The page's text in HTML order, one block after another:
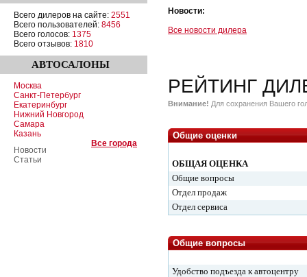
Всего дилеров на сайте: 2551
Всего пользователей: 8456
Всего голосов: 1375
Всего отзывов: 1810
АВТОСАЛОНЫ
Москва
Санкт-Петербург
Екатеринбург
Нижний Новгород
Самара
Казань
Все города
Новости
Статьи
Новости:
Все новости дилера
РЕЙТИНГ
Внимание! Для сохранения Вашего
Общие оценки
ОБЩАЯ ОЦЕНКА
Общие вопросы
Отдел продаж
Отдел сервиса
Общие вопросы
Удобство подъезда к автоцентру